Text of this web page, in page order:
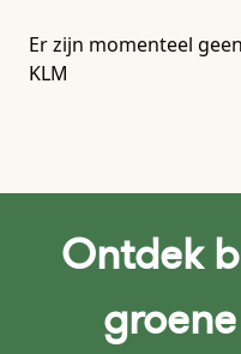
Er zijn momenteel
KLM
Ontdek